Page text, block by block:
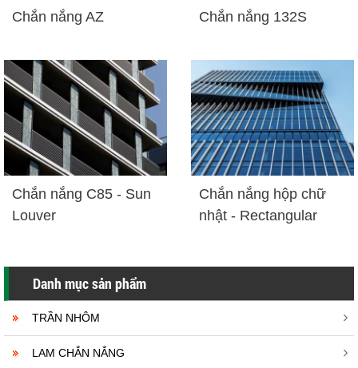
Chắn nắng AZ Chắn nắng 132S
Chắn nắng C85 - Sun
Louver
Chắn nắng hộp chữ
nhật - Rectangular
Danh mục sản phẩm
TRẦN NHÔM
LAM CHẮN NẮNG